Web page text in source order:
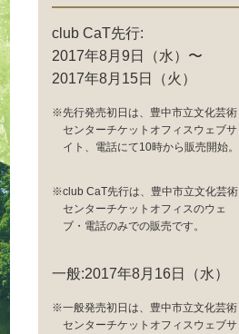
club CaT先行:
2017年8月9日（水）〜
2017年8月15日（火）
※先行発売初日は、豊中市立文化芸術
センターチケットオフィスウェブサ
イト、電話にて10時から販売開始。
※club CaT先行は、豊中市立文化芸術
センターチケットオフィスのウェ
ブ・電話のみでの販売です。
一般:2017年8月16日（水）
※一般発売初日は、豊中市立文化芸術
センターチケットオフィスウェブサ